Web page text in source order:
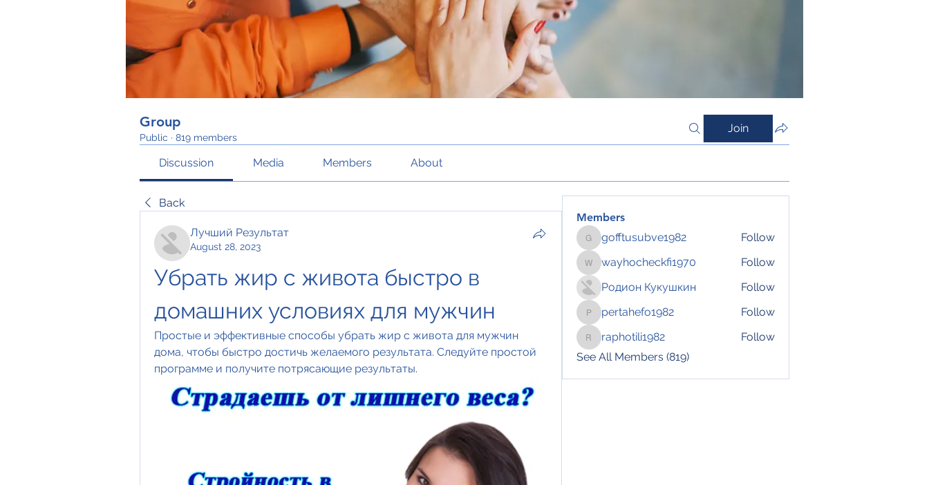
Group
Public · 819 members
Join
Discussion Media Members About
Back
Лучший Результат
August 28, 2023
Убрать жир с живота быстро в
домашних условиях для мужчин
Простые и эффективные способы убрать жир с живота для мужчин
дома, чтобы быстро достичь желаемого результата. Следуйте простой
программе и получите потрясающие результаты.
Members
gofftusubve1982
gofftusubve1982 Follow
wayhocheckfi1970
wayhocheckfi1970
Follow
Родион Кукушкин
Follow
pertahefo1982
pertahefo1982 Follow
raphotili1982
raphotili1982
Follow
See All Members (819)